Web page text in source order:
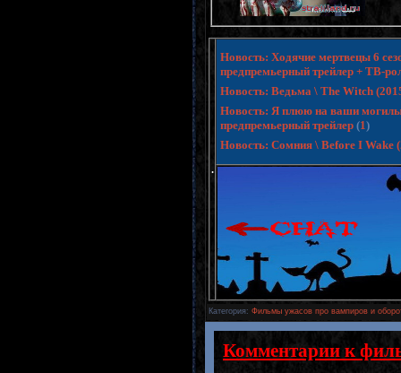
.
Новость: Ходячие мертвецы 6
предпремьерный трейлер + ТВ-
Новость: Ведьма \ The Witch
Новость: Я плюю на ваши
предпремьерный трейлер (1)
Новость: Сомния \ Before I Wake
Категория: Фильмы ужасов про вампиров и
Комментарии к